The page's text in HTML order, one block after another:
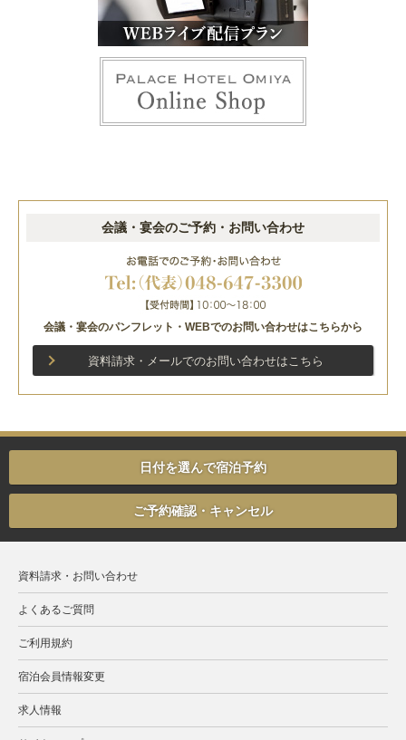
会議・宴会のご予約・お問い合わせ
会議・宴会のパンフレット・WEBでのお問い合わせはこちらから
資料請求・メールでのお問い合わせはこちら
日付を選んで宿泊予約
ご予約確認・キャンセル
資料請求・お問い合わせ
よくあるご質問
ご利用規約
宿泊会員情報変更
求人情報